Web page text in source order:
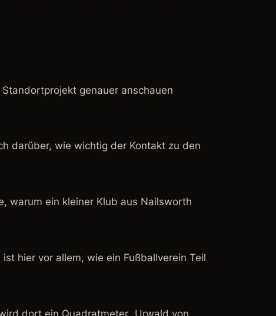
genauer anschauen
darüber, wie wichtig der Kontakt zu den
warum ein kleiner Klub aus Nailsworth
hier vor allem, wie ein Fußballverein Teil
dort ein Quadratmeter „Urwald von